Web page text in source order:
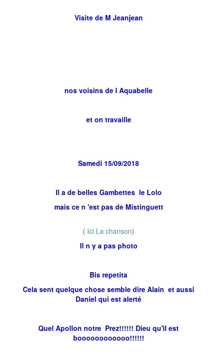
Visite de M Jeanjean
nos voisins de l Aquabelle
et on travaille
Samedi 15/09/2018
Il a de belles Gambettes le Lolo
mais ce n 'est pas de Mistinguett
( Ici La chanson)
Il n y a pas photo
Bis repetita
Cela sent quelque chose semble dire Alain et aussi
Daniel qui est alerté
Quel Apollon notre Prez!!!!!! Dieu qu'il est
boooooooooooo!!!!!!